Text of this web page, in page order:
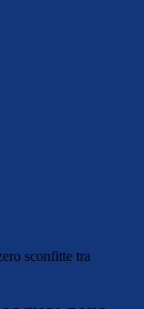
sconfitte tra